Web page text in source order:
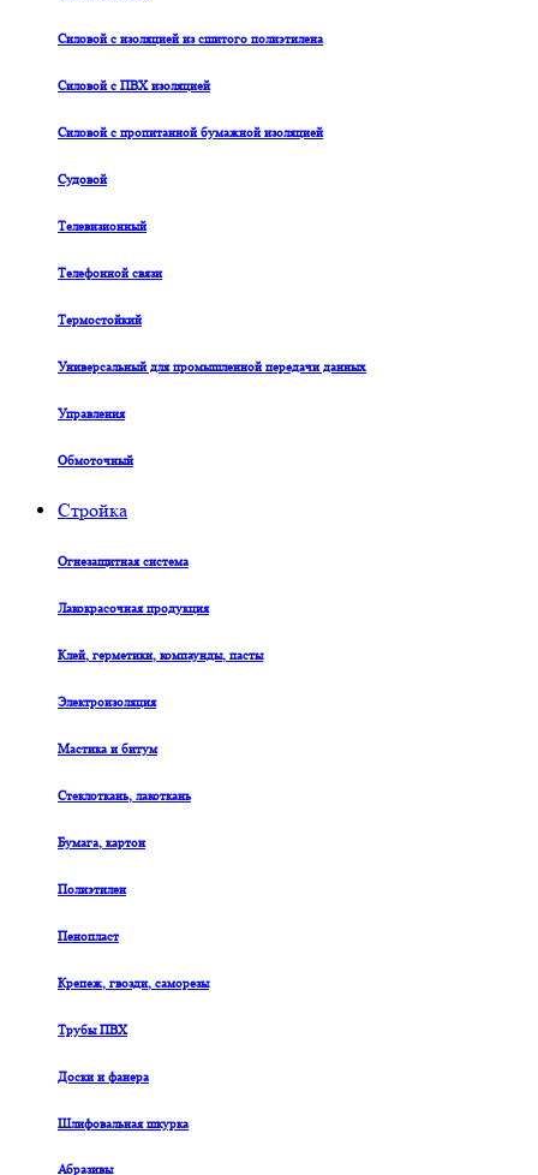
Силовой с изоляцией из сшитого полиэтилена
Силовой с ПВХ изоляцией
Силовой с пропитанной бумажной изоляцией
Судовой
Телевизионный
Телефонной связи
Термостойкий
Универсальный для промышленной передачи данных
Управления
Обмоточный
Стройка
Огнезащитная система
Лакокрасочная продукция
Клей, герметики, компаунды, пасты
Электроизоляция
Мастика и битум
Стеклоткань, лакоткань
Бумага, картон
Полиэтилен
Пенопласт
Крепеж, гвозди, саморезы
Трубы ПВХ
Доски и фанера
Шлифовальная шкурка
Абразивы